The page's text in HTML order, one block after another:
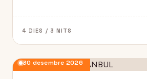
destinacions nadalenques d’Europa.
4 DIES / 3 NITS
30 desembre 2026